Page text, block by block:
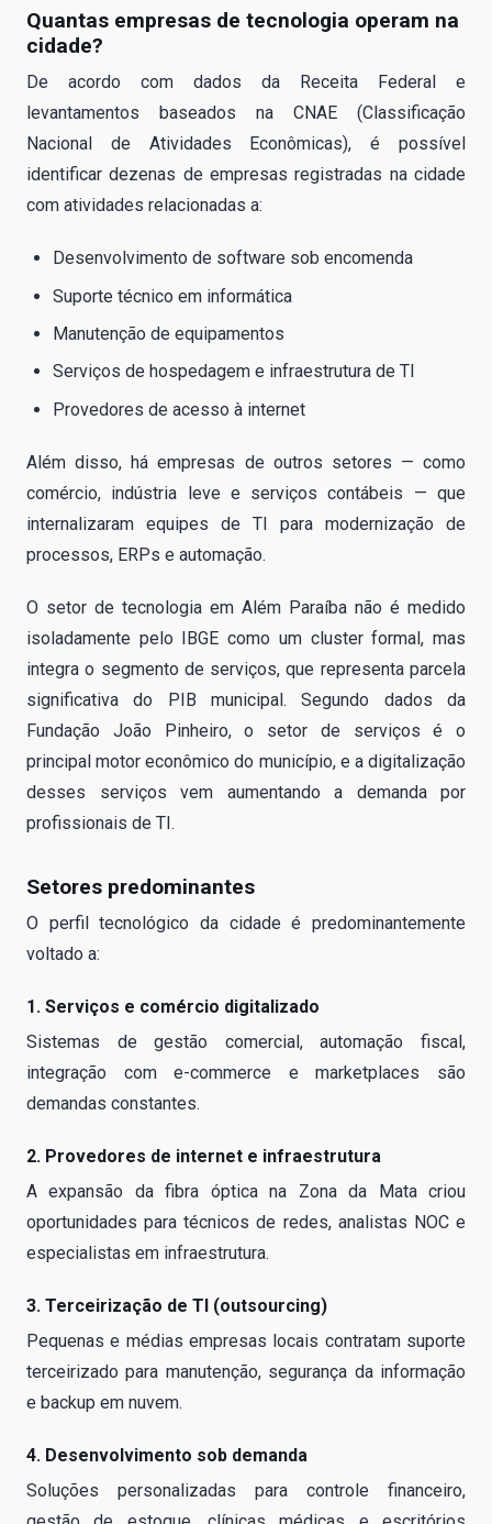
Quantas empresas de tecnologia operam na
cidade?
De acordo com dados da Receita Federal e
levantamentos baseados na CNAE (Classificação
Nacional de Atividades Econômicas), é possível
identificar dezenas de empresas registradas na cidade
com atividades relacionadas a:
Desenvolvimento de software sob encomenda
Suporte técnico em informática
Manutenção de equipamentos
Serviços de hospedagem e infraestrutura de TI
Provedores de acesso à internet
Além disso, há empresas de outros setores — como
comércio, indústria leve e serviços contábeis — que
internalizaram equipes de TI para modernização de
processos, ERPs e automação.
O setor de tecnologia em Além Paraíba não é medido
isoladamente pelo IBGE como um cluster formal, mas
integra o segmento de serviços, que representa parcela
significativa do PIB municipal. Segundo dados da
Fundação João Pinheiro, o setor de serviços é o
principal motor econômico do município, e a digitalização
desses serviços vem aumentando a demanda por
profissionais de TI.
Setores predominantes
O perfil tecnológico da cidade é predominantemente
voltado a:
1. Serviços e comércio digitalizado
Sistemas de gestão comercial, automação fiscal,
integração com e-commerce e marketplaces são
demandas constantes.
2. Provedores de internet e infraestrutura
A expansão da fibra óptica na Zona da Mata criou
oportunidades para técnicos de redes, analistas NOC e
especialistas em infraestrutura.
3. Terceirização de TI (outsourcing)
Pequenas e médias empresas locais contratam suporte
terceirizado para manutenção, segurança da informação
e backup em nuvem.
4. Desenvolvimento sob demanda
Soluções personalizadas para controle financeiro,